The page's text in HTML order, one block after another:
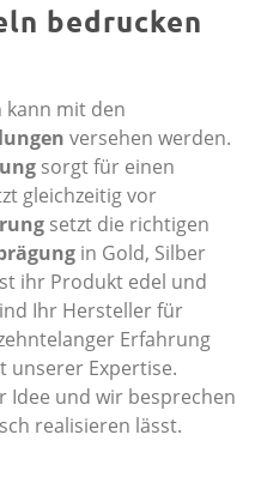
bedrucken
kann mit den
versehen werden.
sorgt für einen
gleichzeitig vor
setzt die richtigen
in Gold, Silber
ihr Produkt edel und
Ihr Hersteller für
Erfahrung
unserer Expertise.
Idee und wir besprechen
realisieren lässt.